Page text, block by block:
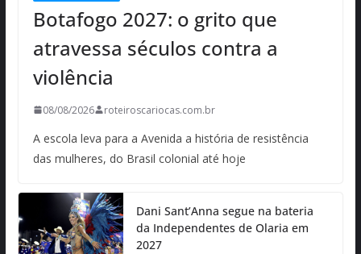
Botafogo 2027: o grito que
atravessa séculos contra a
violência
08/08/2026 roteiroscariocas.com.br
A escola leva para a Avenida a história de resistência
das mulheres, do Brasil colonial até hoje
Dani Sant’Anna segue na bateria
da Independentes de Olaria em
2027